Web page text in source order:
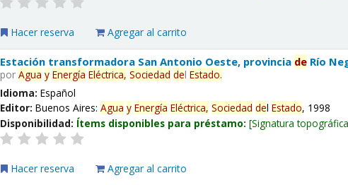
Hacer reserva Agregar al carrito
Estación transformadora San Antonio Oeste, provincia de Río
porAgua y Energía Eléctrica, Sociedad delEstado.
Idioma:Español
Editor:Buenos Aires:Agua y Energía Eléctrica, Sociedad delEstado, 1998
Disponibilidad: Ítems disponibles para préstamo: Signatura
Hacer reserva Agregar al carrito